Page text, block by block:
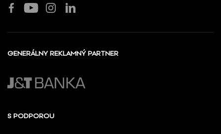
GENERÁLNY REKLAMNÝ PARTNER
S PODPOROU